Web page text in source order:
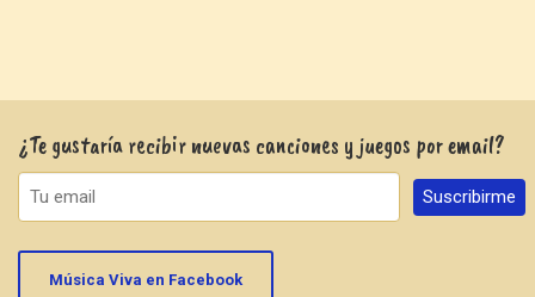
¿Te gustaría recibir nuevas canciones y juegos por email?
Música Viva en Facebook